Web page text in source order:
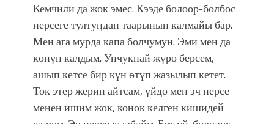
Кемчили да жок эмес. Кээде болоор-болбос
нерсеге тултуӊдап таарынып калмайы бар.
Мен ага мурда капа болчумун. Эми мен да
көнүп калдым. Унчукпай жүрө берсем,
ашып кетсе бир күн өтүп жазылып кетет.
Ток этер жерин айтсам, үйдө мен эч нерсе
менен ишим жок, конок келген кишидей